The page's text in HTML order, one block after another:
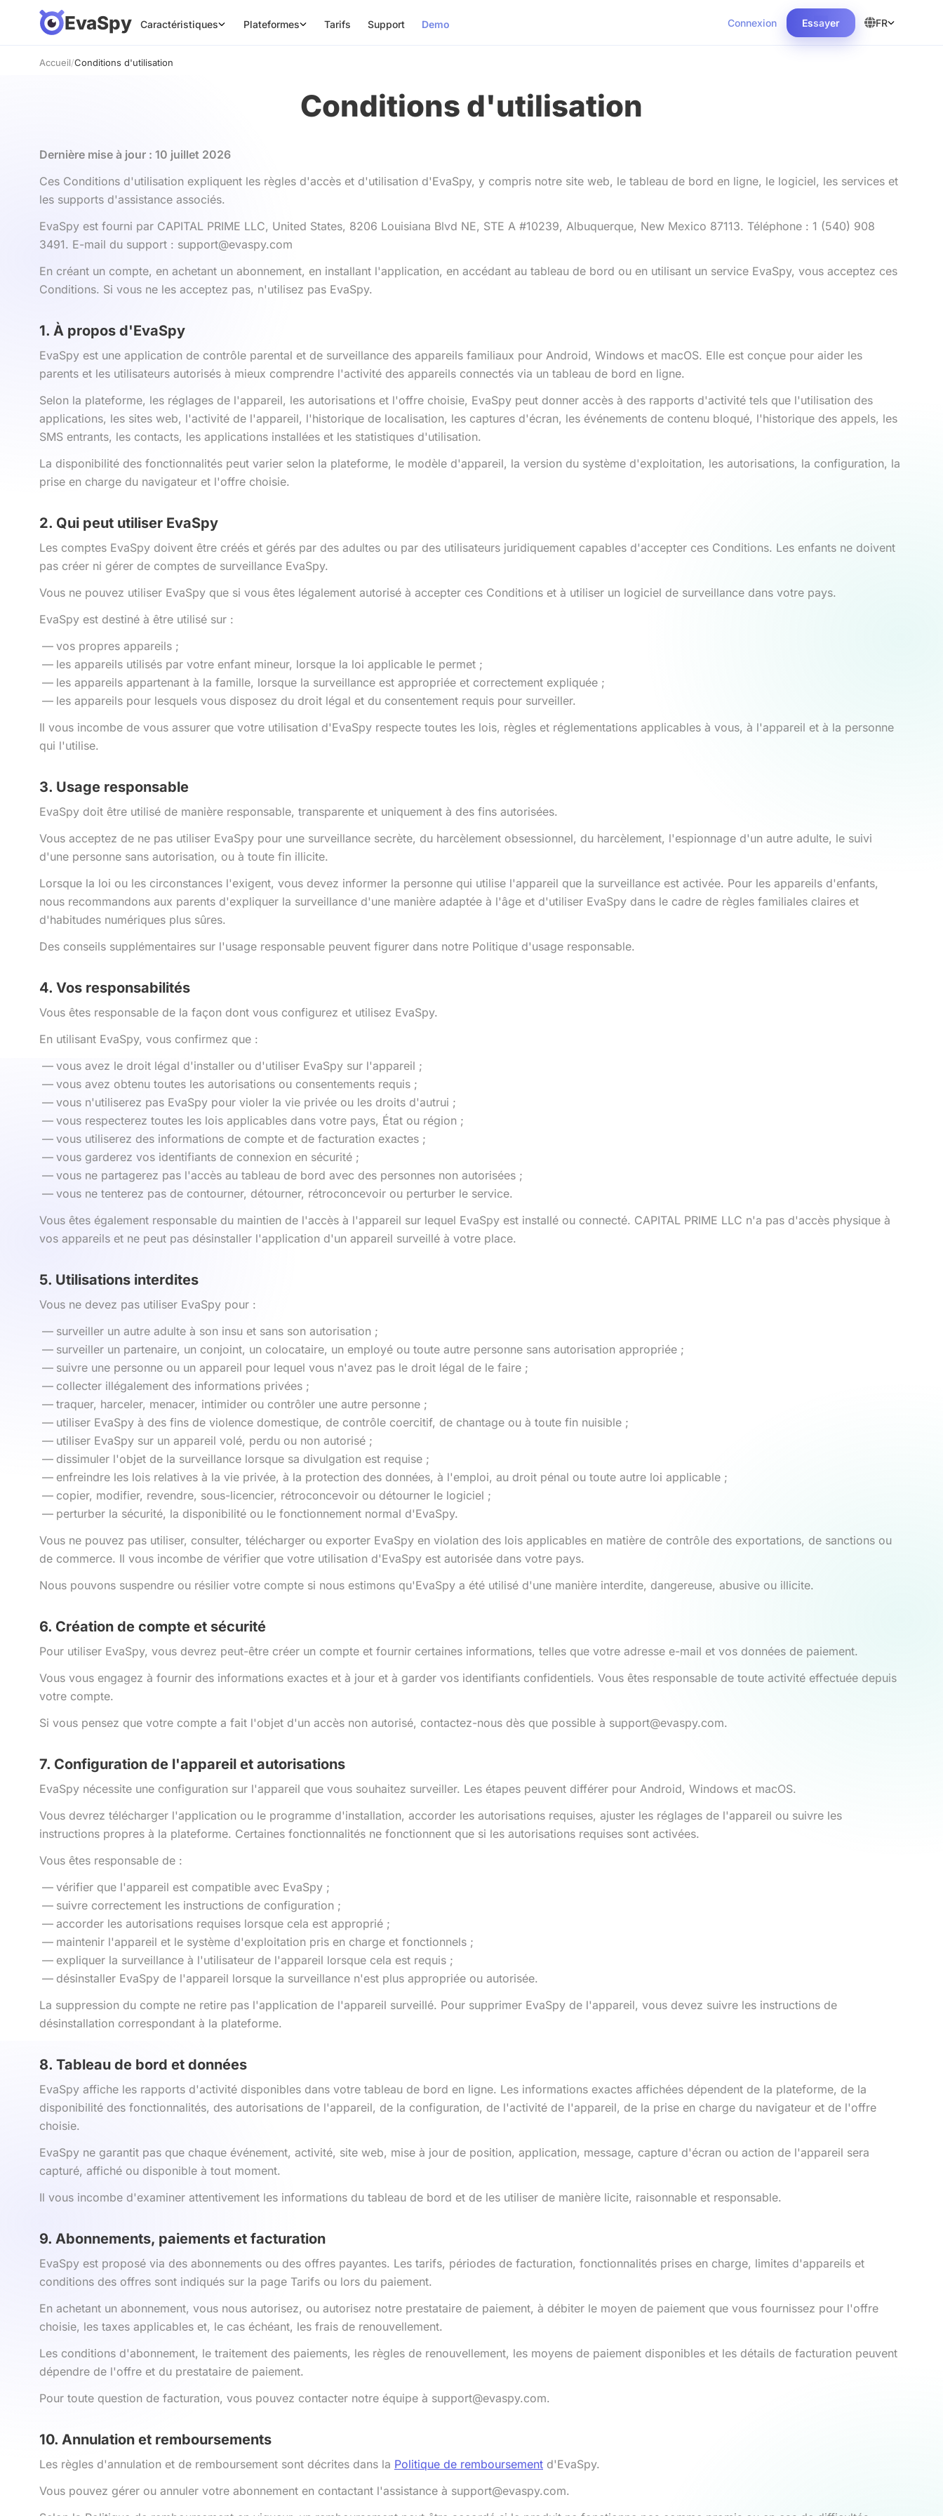
EvaSpy Caractéristiques Plateformes Tarifs Support Demo Connexion Essayer FR
Accueil/Conditions d'utilisation
Conditions d'utilisation
Dernière mise à jour : 10 juillet 2026
Ces Conditions d'utilisation expliquent les règles d'accès et d'utilisation d'EvaSpy, y compris notre site web, le tableau de bord en ligne, le logiciel, les services et
les supports d'assistance associés.
EvaSpy est fourni par CAPITAL PRIME LLC, United States, 8206 Louisiana Blvd NE, STE A #10239, Albuquerque, New Mexico 87113. Téléphone : 1 (540) 908
3491. E-mail du support : support@evaspy.com
En créant un compte, en achetant un abonnement, en installant l'application, en accédant au tableau de bord ou en utilisant un service EvaSpy, vous acceptez ces
Conditions. Si vous ne les acceptez pas, n'utilisez pas EvaSpy.
1. À propos d'EvaSpy
EvaSpy est une application de contrôle parental et de surveillance des appareils familiaux pour Android, Windows et macOS. Elle est conçue pour aider les
parents et les utilisateurs autorisés à mieux comprendre l'activité des appareils connectés via un tableau de bord en ligne.
Selon la plateforme, les réglages de l'appareil, les autorisations et l'offre choisie, EvaSpy peut donner accès à des rapports d'activité tels que l'utilisation des
applications, les sites web, l'activité de l'appareil, l'historique de localisation, les captures d'écran, les événements de contenu bloqué, l'historique des appels, les
SMS entrants, les contacts, les applications installées et les statistiques d'utilisation.
La disponibilité des fonctionnalités peut varier selon la plateforme, le modèle d'appareil, la version du système d'exploitation, les autorisations, la configuration, la
prise en charge du navigateur et l'offre choisie.
2. Qui peut utiliser EvaSpy
Les comptes EvaSpy doivent être créés et gérés par des adultes ou par des utilisateurs juridiquement capables d'accepter ces Conditions. Les enfants ne doivent
pas créer ni gérer de comptes de surveillance EvaSpy.
Vous ne pouvez utiliser EvaSpy que si vous êtes légalement autorisé à accepter ces Conditions et à utiliser un logiciel de surveillance dans votre pays.
EvaSpy est destiné à être utilisé sur :
vos propres appareils ;
les appareils utilisés par votre enfant mineur, lorsque la loi applicable le permet ;
les appareils appartenant à la famille, lorsque la surveillance est appropriée et correctement expliquée ;
les appareils pour lesquels vous disposez du droit légal et du consentement requis pour surveiller.
Il vous incombe de vous assurer que votre utilisation d'EvaSpy respecte toutes les lois, règles et réglementations applicables à vous, à l'appareil et à la personne
qui l'utilise.
3. Usage responsable
EvaSpy doit être utilisé de manière responsable, transparente et uniquement à des fins autorisées.
Vous acceptez de ne pas utiliser EvaSpy pour une surveillance secrète, du harcèlement obsessionnel, du harcèlement, l'espionnage d'un autre adulte, le suivi
d'une personne sans autorisation, ou à toute fin illicite.
Lorsque la loi ou les circonstances l'exigent, vous devez informer la personne qui utilise l'appareil que la surveillance est activée. Pour les appareils d'enfants,
nous recommandons aux parents d'expliquer la surveillance d'une manière adaptée à l'âge et d'utiliser EvaSpy dans le cadre de règles familiales claires et
d'habitudes numériques plus sûres.
Des conseils supplémentaires sur l'usage responsable peuvent figurer dans notre Politique d'usage responsable.
4. Vos responsabilités
Vous êtes responsable de la façon dont vous configurez et utilisez EvaSpy.
En utilisant EvaSpy, vous confirmez que :
vous avez le droit légal d'installer ou d'utiliser EvaSpy sur l'appareil ;
vous avez obtenu toutes les autorisations ou consentements requis ;
vous n'utiliserez pas EvaSpy pour violer la vie privée ou les droits d'autrui ;
vous respecterez toutes les lois applicables dans votre pays, État ou région ;
vous utiliserez des informations de compte et de facturation exactes ;
vous garderez vos identifiants de connexion en sécurité ;
vous ne partagerez pas l'accès au tableau de bord avec des personnes non autorisées ;
vous ne tenterez pas de contourner, détourner, rétroconcevoir ou perturber le service.
Vous êtes également responsable du maintien de l'accès à l'appareil sur lequel EvaSpy est installé ou connecté. CAPITAL PRIME LLC n'a pas d'accès physique à
vos appareils et ne peut pas désinstaller l'application d'un appareil surveillé à votre place.
5. Utilisations interdites
Vous ne devez pas utiliser EvaSpy pour :
surveiller un autre adulte à son insu et sans son autorisation ;
surveiller un partenaire, un conjoint, un colocataire, un employé ou toute autre personne sans autorisation appropriée ;
suivre une personne ou un appareil pour lequel vous n'avez pas le droit légal de le faire ;
collecter illégalement des informations privées ;
traquer, harceler, menacer, intimider ou contrôler une autre personne ;
utiliser EvaSpy à des fins de violence domestique, de contrôle coercitif, de chantage ou à toute fin nuisible ;
utiliser EvaSpy sur un appareil volé, perdu ou non autorisé ;
dissimuler l'objet de la surveillance lorsque sa divulgation est requise ;
enfreindre les lois relatives à la vie privée, à la protection des données, à l'emploi, au droit pénal ou toute autre loi applicable ;
copier, modifier, revendre, sous-licencier, rétroconcevoir ou détourner le logiciel ;
perturber la sécurité, la disponibilité ou le fonctionnement normal d'EvaSpy.
Vous ne pouvez pas utiliser, consulter, télécharger ou exporter EvaSpy en violation des lois applicables en matière de contrôle des exportations, de sanctions ou
de commerce. Il vous incombe de vérifier que votre utilisation d'EvaSpy est autorisée dans votre pays.
Nous pouvons suspendre ou résilier votre compte si nous estimons qu'EvaSpy a été utilisé d'une manière interdite, dangereuse, abusive ou illicite.
6. Création de compte et sécurité
Pour utiliser EvaSpy, vous devrez peut-être créer un compte et fournir certaines informations, telles que votre adresse e-mail et vos données de paiement.
Vous vous engagez à fournir des informations exactes et à jour et à garder vos identifiants confidentiels. Vous êtes responsable de toute activité effectuée depuis
votre compte.
Si vous pensez que votre compte a fait l'objet d'un accès non autorisé, contactez-nous dès que possible à support@evaspy.com.
7. Configuration de l'appareil et autorisations
EvaSpy nécessite une configuration sur l'appareil que vous souhaitez surveiller. Les étapes peuvent différer pour Android, Windows et macOS.
Vous devrez télécharger l'application ou le programme d'installation, accorder les autorisations requises, ajuster les réglages de l'appareil ou suivre les
instructions propres à la plateforme. Certaines fonctionnalités ne fonctionnent que si les autorisations requises sont activées.
Vous êtes responsable de :
vérifier que l'appareil est compatible avec EvaSpy ;
suivre correctement les instructions de configuration ;
accorder les autorisations requises lorsque cela est approprié ;
maintenir l'appareil et le système d'exploitation pris en charge et fonctionnels ;
expliquer la surveillance à l'utilisateur de l'appareil lorsque cela est requis ;
désinstaller EvaSpy de l'appareil lorsque la surveillance n'est plus appropriée ou autorisée.
La suppression du compte ne retire pas l'application de l'appareil surveillé. Pour supprimer EvaSpy de l'appareil, vous devez suivre les instructions de
désinstallation correspondant à la plateforme.
8. Tableau de bord et données
EvaSpy affiche les rapports d'activité disponibles dans votre tableau de bord en ligne. Les informations exactes affichées dépendent de la plateforme, de la
disponibilité des fonctionnalités, des autorisations de l'appareil, de la configuration, de l'activité de l'appareil, de la prise en charge du navigateur et de l'offre
choisie.
EvaSpy ne garantit pas que chaque événement, activité, site web, mise à jour de position, application, message, capture d'écran ou action de l'appareil sera
capturé, affiché ou disponible à tout moment.
Il vous incombe d'examiner attentivement les informations du tableau de bord et de les utiliser de manière licite, raisonnable et responsable.
9. Abonnements, paiements et facturation
EvaSpy est proposé via des abonnements ou des offres payantes. Les tarifs, périodes de facturation, fonctionnalités prises en charge, limites d'appareils et
conditions des offres sont indiqués sur la page Tarifs ou lors du paiement.
En achetant un abonnement, vous nous autorisez, ou autorisez notre prestataire de paiement, à débiter le moyen de paiement que vous fournissez pour l'offre
choisie, les taxes applicables et, le cas échéant, les frais de renouvellement.
Les conditions d'abonnement, le traitement des paiements, les règles de renouvellement, les moyens de paiement disponibles et les détails de facturation peuvent
dépendre de l'offre et du prestataire de paiement.
Pour toute question de facturation, vous pouvez contacter notre équipe à support@evaspy.com.
10. Annulation et remboursements
Les règles d'annulation et de remboursement sont décrites dans la Politique de remboursement d'EvaSpy.
Vous pouvez gérer ou annuler votre abonnement en contactant l'assistance à support@evaspy.com.